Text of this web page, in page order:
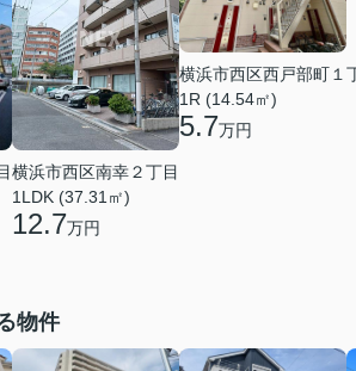
横浜市西区南幸２丁目
1LDK (37.31㎡)
12.7万円
横浜市西区西戸部町１
1R (14.54㎡)
5.7万円
物件